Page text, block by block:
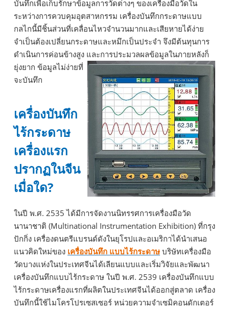
บันทึกเพื่อเก็บรักษาข้อมูลการวัดต่างๆ ของเครื่องมือวัดใน
ระหว่างการควบคุมอุตสาหกรรม เครื่องบันทึกกระดาษแบบ
กลไกนี้มีชิ้นส่วนที่เคลื่อนไหวจำนวนมากและเสียหายได้ง่าย
จำเป็นต้องเปลี่ยนกระดาษและหมึกเป็นประจำ จึงมีต้นทุนการ
ดำเนินการค่อนข้างสูง และการประมวลผลข้อมูลในภายหลังก็
ยุ่งยาก ข้อมูลไม่ง่ายที่
จะบันทึก
เครื่องบันทึก
ไร้กระดาษ
เครื่องแรก
ปรากฏในจีน
เมื่อใด?
ในปี พ.ศ. 2535 ได้มีการจัดงานนิทรรศการเครื่องมือวัด
นานาชาติ (Multinational Instrumentation Exhibition) ที่กรุง
ปักกิ่ง เครื่องดนตรีแบรนด์ดังในยุโรปและอเมริกาได้นำเสนอ
แนวคิดใหม่ของ เครื่องบันทึก แบบไร้กระดาษ บริษัทเครื่องมือ
วัดบางแห่งในประเทศจีนได้เลียนแบบและเริ่มวิจัยและพัฒนา
เครื่องบันทึกแบบไร้กระดาษ ในปี พ.ศ. 2539 เครื่องบันทึกแบบ
ไร้กระดาษเครื่องแรกที่ผลิตในประเทศจีนได้ออกสู่ตลาด เครื่อง
บันทึกนี้ใช้ไมโครโปรเซสเซอร์ หน่วยความจำเซมิคอนดักเตอร์